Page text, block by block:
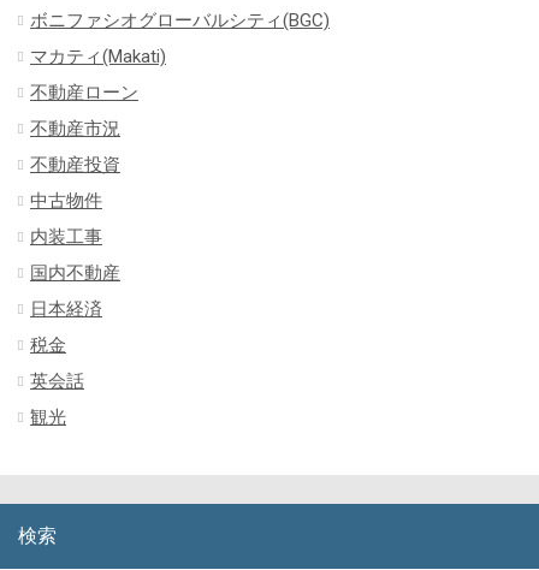
ボニファシオグローバルシティ(BGC)
マカティ(Makati)
不動産ローン
不動産市況
不動産投資
中古物件
内装工事
国内不動産
日本経済
税金
英会話
観光
検索